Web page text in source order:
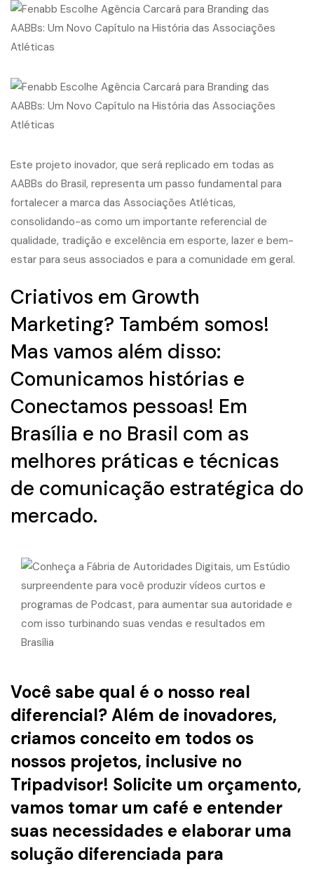
Este projeto inovador, que será replicado em todas as
AABBs do Brasil, representa um passo fundamental para
fortalecer a marca das Associações Atléticas,
consolidando-as como um importante referencial de
qualidade, tradição e excelência em esporte, lazer e bem-
estar para seus associados e para a comunidade em geral.
Criativos em Growth
Marketing? Também somos!
Mas vamos além disso:
Comunicamos histórias e
Conectamos pessoas! Em
Brasília e no Brasil com as
melhores práticas e técnicas
de comunicação estratégica do
mercado.
Você sabe qual é o nosso real
diferencial? Além de inovadores,
criamos conceito em todos os
nossos projetos, inclusive no
Tripadvisor! Solicite um orçamento,
vamos tomar um café e entender
suas necessidades e elaborar uma
solução diferenciada para